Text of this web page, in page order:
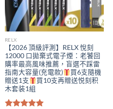
RELX
【2026 頂級評測】RELX 悅刻
12000 口拋棄式電子煙：老饕回
購率最高風味推薦，盲選不踩雷
指南大容量(充電款)
買6支隨機
贈送1支
買10支再贈送悦刻积
木套装1組